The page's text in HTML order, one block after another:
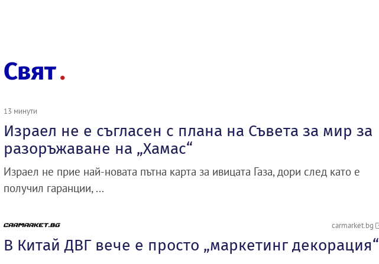
Свят
13 минути
Израел не е съгласен с плана на Съвета за мир за
разоръжаване на „Хамас“
Израел не прие най-новата пътна карта за ивицата Газа, дори след като е
получил гаранции, ...
carmarket.bg
В Китай ДВГ вече е просто „маркетинг декорация“